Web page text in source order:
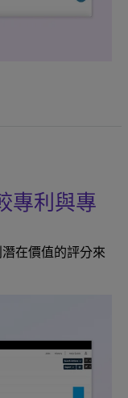
專利與專
在價值的評分來